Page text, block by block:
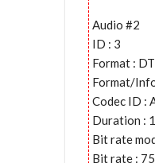
Audio #2
ID : 3
Format :
Format/
Codec ID :
Duration :
Bit rate
Bit rate :